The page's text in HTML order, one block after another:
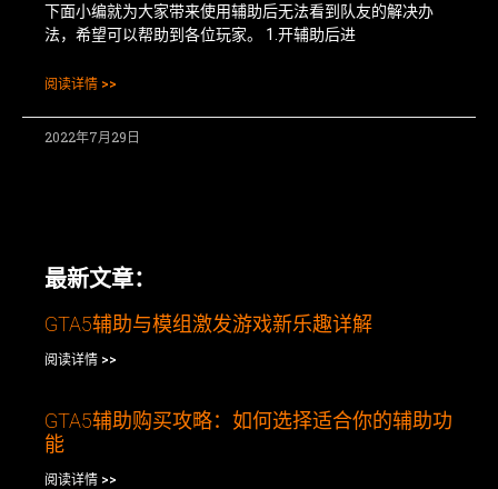
下面小编就为大家带来使用辅助后无法看到队友的解决办
法，希望可以帮助到各位玩家。 1.开辅助后进
阅读详情 >>
2022年7月29日
最新文章：
GTA5辅助与模组激发游戏新乐趣详解
阅读详情 >>
GTA5辅助购买攻略：如何选择适合你的辅助功
能
阅读详情 >>